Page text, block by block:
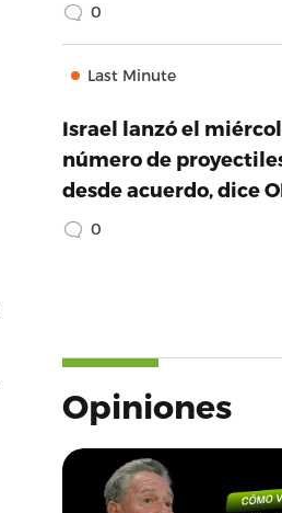
0
Last Minute
Israel lanzó el
número de
desde acuerdo, dice
0
Opiniones